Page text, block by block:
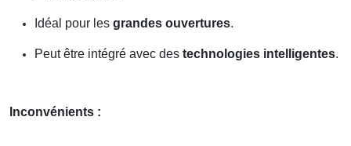
Idéal pour les grandes ouvertures.
Peut être intégré avec des technologies intelligentes.
Inconvénients :